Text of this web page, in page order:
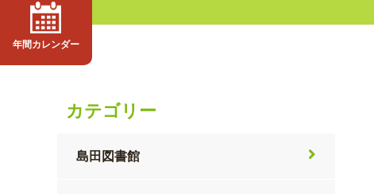
年間カレンダー
カテゴリー
島田図書館